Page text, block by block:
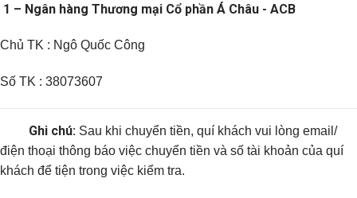
1 – Ngân hàng Thương mại Cổ phần Á Châu - ACB
Chủ TK : Ngô Quốc Công
Số TK : 38073607
Ghi chú: Sau khi chuyển tiền, quí khách vui lòng email/
điện thoại thông báo việc chuyển tiền và số tài khoản của quí
khách để tiện trong việc kiểm tra.